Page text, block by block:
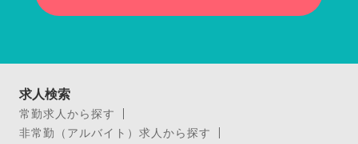
求人検索
常勤求人から探す
非常勤（アルバイト）求人から探す